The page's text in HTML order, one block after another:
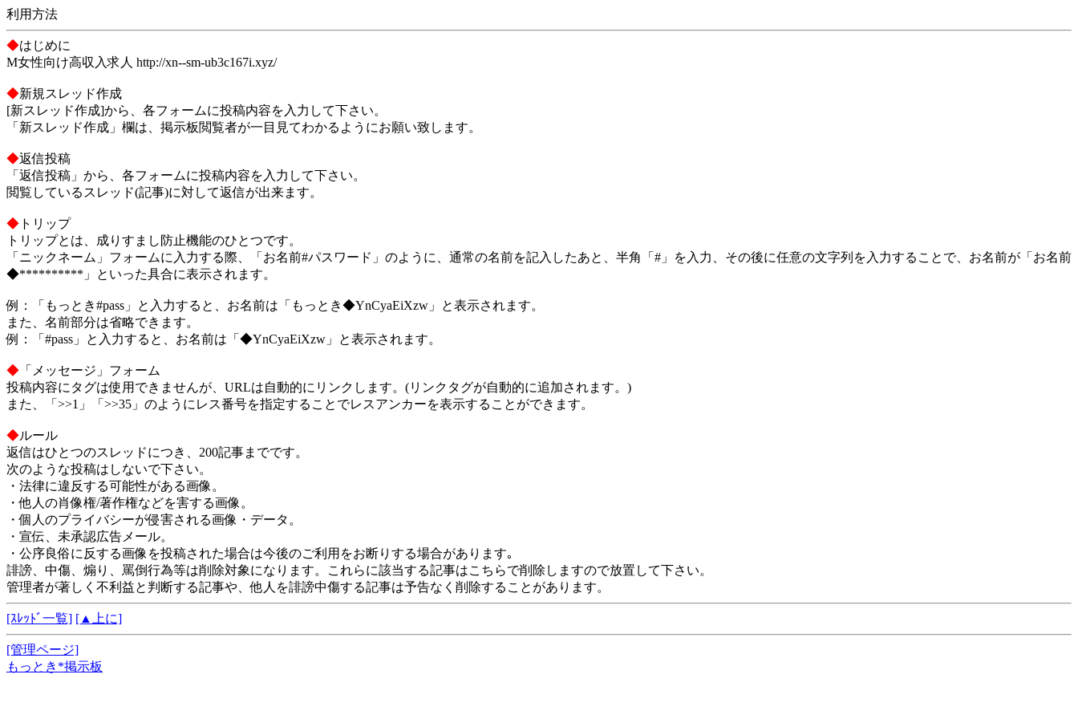
利用方法
◆はじめに
M女性向け高収入求人 http://xn--sm-ub3c167i.xyz/
◆新規スレッド作成
[新スレッド作成]から、各フォームに投稿内容を入力して下さい。
「新スレッド作成」欄は、掲示板閲覧者が一目見てわかるようにお願い致します。
◆返信投稿
「返信投稿」から、各フォームに投稿内容を入力して下さい。
閲覧しているスレッド(記事)に対して返信が出来ます。
◆ トリップ
トリップとは、成りすまし防止機能のひとつです。
「ニックネーム」フォームに入力する際、「お名前#パスワード」のように、通常の名前を記入したあと、半角「#」を入力、その後に任意の文字列を入力することで、お名前が「お名前
◆**********」といった具合に表示されます。
例：「もっとき#pass」と入力すると、お名前は「もっとき◆YnCyaEiXzw」と表示されます。
また、名前部分は省略できます。
例：「#pass」と入力すると、お名前は「◆YnCyaEiXzw」と表示されます。
◆ 「メッセージ」フォーム
投稿内容にタグは使用できませんが、URLは自動的にリンクします。(リンクタグが自動的に追加されます。)
また、「>>1」「>>35」のようにレス番号を指定することでレスアンカーを表示することができます。
◆ルール
返信はひとつのスレッドにつき、200記事までです。
次のような投稿はしないで下さい。
・法律に違反する可能性がある画像。
・他人の肖像権/著作権などを害する画像。
・個人のプライバシーが侵害される画像・データ。
・宣伝、未承認広告メール。
・公序良俗に反する画像を投稿された場合は今後のご利用をお断りする場合があります｡
誹謗、中傷、煽り、罵倒行為等は削除対象になります。これらに該当する記事はこちらで削除しますので放置して下さい。
管理者が著しく不利益と判断する記事や、他人を誹謗中傷する記事は予告なく削除することがあります。
[ｽﾚｯﾄﾞ一覧] [▲上に]
[管理ページ]
もっとき*掲示板